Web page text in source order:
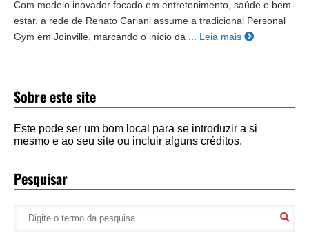
Com modelo inovador focado em entretenimento, saúde e bem-
estar, a rede de Renato Cariani assume a tradicional Personal
Gym em Joinville, marcando o início da ...
Leia mais
Sobre este site
Este pode ser um bom local para se introduzir a si
mesmo e ao seu site ou incluir alguns créditos.
Pesquisar